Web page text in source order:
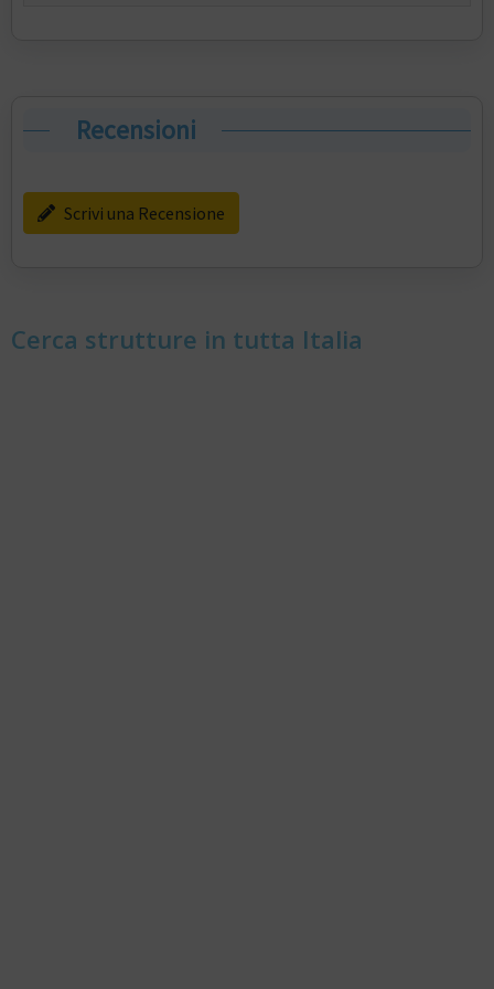
Recensioni
Scrivi una Recensione
Cerca strutture in tutta Italia